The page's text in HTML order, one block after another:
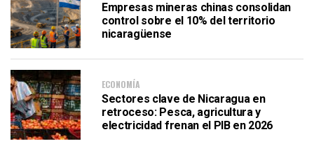
Empresas mineras chinas consolidan
control sobre el 10% del territorio
nicaragüense
ECONOMÍA
Sectores clave de Nicaragua en
retroceso: Pesca, agricultura y
electricidad frenan el PIB en 2026